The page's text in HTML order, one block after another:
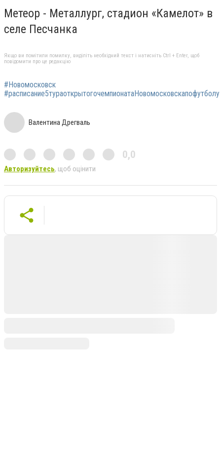
Метеор - Металлург, стадион «Камелот» в
селе Песчанка
Якщо ви помітили помилку, виділіть необхідний текст і натисніть Ctrl + Enter, щоб
повідомити про це редакцію
#Новомосковск
#расписание5тураоткрытогочемпионатаНовомосковскапофутболу
Валентина Дрегваль
0,0
Авторизуйтесь, щоб оцінити